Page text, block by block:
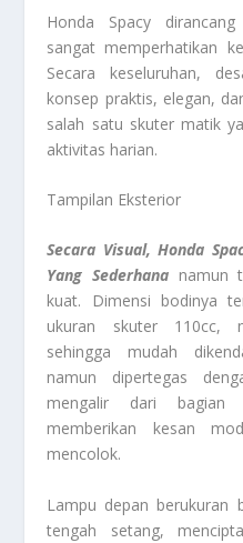
Honda Spacy
sangat memperhatikan
Secara keseluruhan,
konsep praktis, elegan,
salah satu skuter matik
aktivitas harian.
Tampilan Eksterior
Secara Visual, Honda
Yang Sederhana namun
kuat. Dimensi bodinya
ukuran skuter 110cc,
sehingga mudah
namun dipertegas
mengalir dari bagian
memberikan kesan
mencolok.
Lampu depan berukuran
tengah setang,